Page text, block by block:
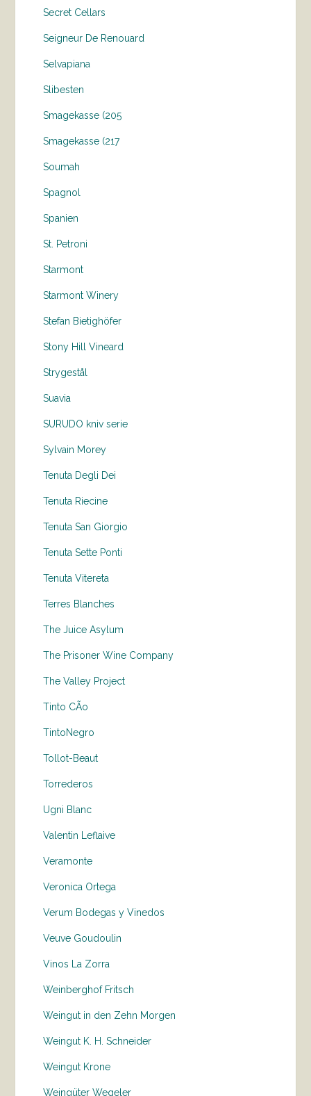
Secret Cellars
Seigneur De Renouard
Selvapiana
Slibesten
Smagekasse (205
Smagekasse (217
Soumah
Spagnol
Spanien
St. Petroni
Starmont
Starmont Winery
Stefan Bietighöfer
Stony Hill Vineard
Strygestål
Suavia
SURUDO kniv serie
Sylvain Morey
Tenuta Degli Dei
Tenuta Riecine
Tenuta San Giorgio
Tenuta Sette Ponti
Tenuta Vitereta
Terres Blanches
The Juice Asylum
The Prisoner Wine Company
The Valley Project
Tinto CÃo
TintoNegro
Tollot-Beaut
Torrederos
Ugni Blanc
Valentin Leflaive
Veramonte
Veronica Ortega
Verum Bodegas y Vinedos
Veuve Goudoulin
Vinos La Zorra
Weinberghof Fritsch
Weingut in den Zehn Morgen
Weingut K. H. Schneider
Weingut Krone
Weingüter Wegeler